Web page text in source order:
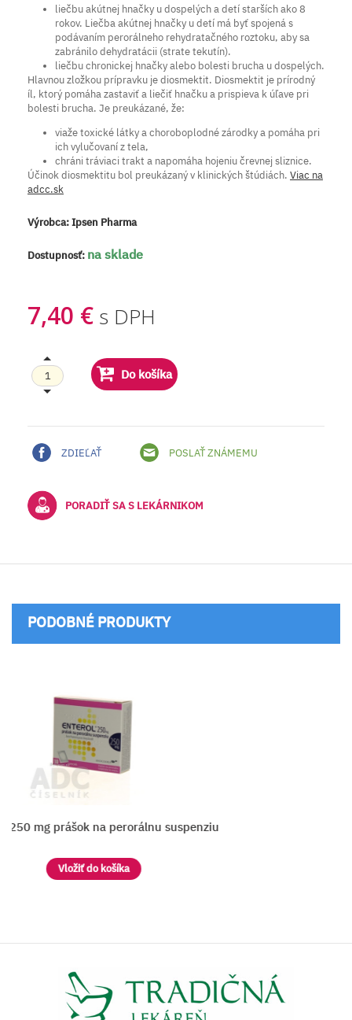
liečbu akútnej hnačky u dospelých a detí starších ako 8
rokov. Liečba akútnej hnačky u detí má byť spojená s
podávaním perorálneho rehydratačného roztoku, aby sa
zabránilo dehydratácii (strate tekutín).
liečbu chronickej hnačky alebo bolesti brucha u dospelých.
Hlavnou zložkou prípravku je diosmektit. Diosmektit je prírodný
íl, ktorý pomáha zastaviť a liečiť hnačku a prispieva k úľave pri
bolesti brucha. Je preukázané, že:
viaže toxické látky a choroboplodné zárodky a pomáha pri
ich vylučovaní z tela,
chráni tráviaci trakt a napomáha hojeniu črevnej sliznice.
Účinok diosmektitu bol preukázaný v klinických štúdiách. Viac na
adcc.sk
Výrobca:Ipsen Pharma
Dostupnosť: na sklade
7,40 € s DPH
Do košíka
ZDIEĽAŤ POSLAŤ ZNÁMEMU
PORADIŤ SA S LEKÁRNIKOM
PODOBNÉ PRODUKTY
mg prášok na perorálnu suspenziu
Vložiť do košíka